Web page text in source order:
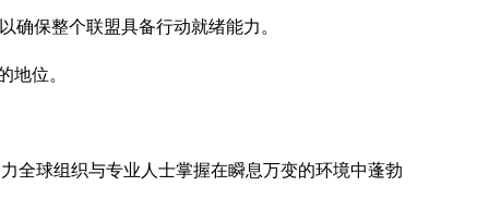
保整个联盟具备行动就绪能力。
位。
球组织与专业人士掌握在瞬息万变的环境中蓬勃